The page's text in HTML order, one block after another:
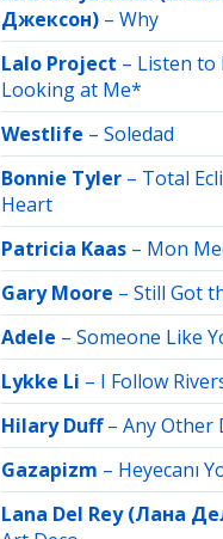
Джексон) – Why
Lalo Project – Listen to
Looking at Me*
Westlife – Soledad
Bonnie Tyler – Total
Heart
Patricia Kaas – Mon
Gary Moore – Still Got
Adele – Someone Like
Lykke Li – I Follow
Hilary Duff– Any Other
Gazapizm – Heyecanı
Lana Del Rey (Лана